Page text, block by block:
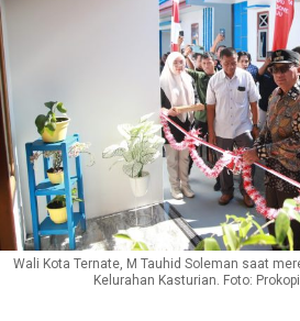
Wali Kota Ternate, M Tauhid Soleman saat
Kelurahan Kasturian. Foto: